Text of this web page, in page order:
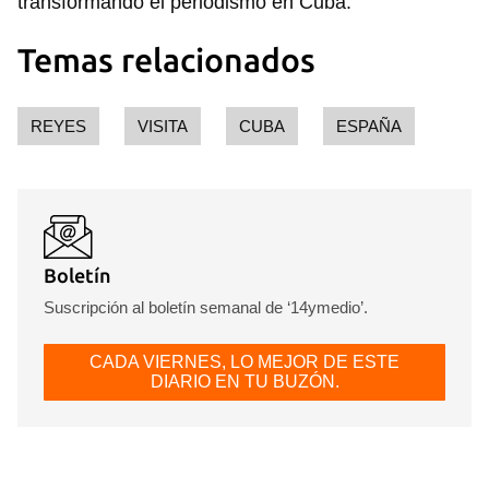
Temas relacionados
REYES VISITA CUBA ESPAÑA
Boletín
Suscripción al boletín semanal de ‘14ymedio’.
CADA VIERNES, LO MEJOR DE ESTE
DIARIO EN TU BUZÓN.